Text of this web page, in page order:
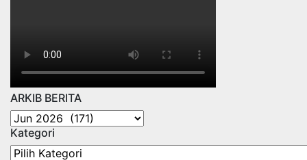
ARKIB BERITA
ARKIB
BERITA
Kategori
Kategori